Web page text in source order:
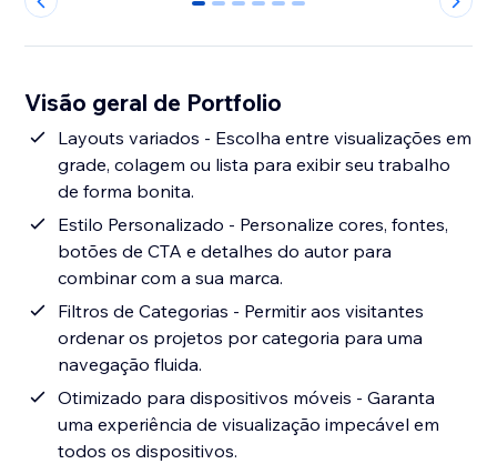
0 1 2 3 4 5
Visão geral de Portfolio
Layouts variados - Escolha entre visualizações em
grade, colagem ou lista para exibir seu trabalho
de forma bonita.
Estilo Personalizado - Personalize cores, fontes,
botões de CTA e detalhes do autor para
combinar com a sua marca.
Filtros de Categorias - Permitir aos visitantes
ordenar os projetos por categoria para uma
navegação fluida.
Otimizado para dispositivos móveis - Garanta
uma experiência de visualização impecável em
todos os dispositivos.